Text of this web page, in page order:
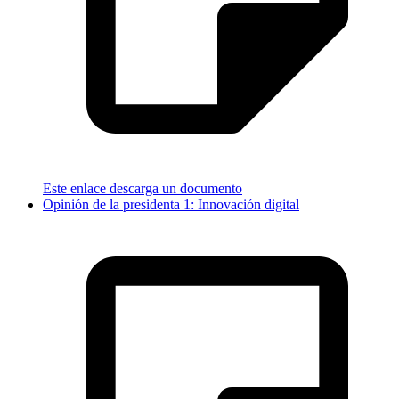
Este enlace descarga un documento
Opinión de la presidenta 1: Innovación digital